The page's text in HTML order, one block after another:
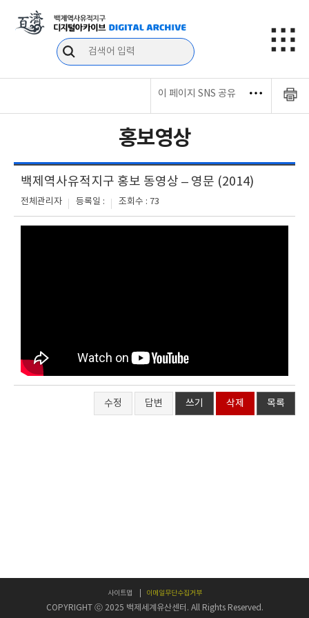
이 페이지 SNS 공유
홍보영상
백제역사유적지구 홍보 동영상 – 영문 (2014)
전체관리자 등록일 : 조회수 : 73
수정 답변 쓰기 삭제 목록
사이트맵 이메일무단수집거부
COPYRIGHT ⓒ 2025 백제세계유산센터. All Rights Reserved.